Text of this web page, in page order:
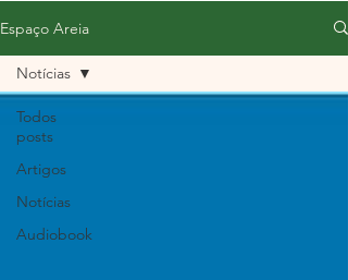
Espaço Areia
Todos
posts
Artigos
Notícias
Audiobook
Notícias